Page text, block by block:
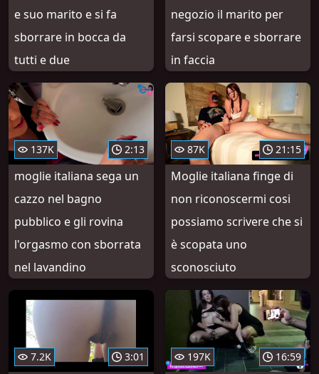
e suo marito e si fa
sborrare in bocca da
tutti e due
negozio il marito per
farsi scopare e sborrare
in faccia
137K 2:13
moglie italiana sega un
cazzo nel bagno
pubblico e gli rovina
l'orgasmo con sborrata
nel lavandino
87K 21:15
Moglie italiana finge di
non riconoscermi cosi
possiamo scrivere che si
è scopata uno
sconosciuto
7.2K 3:01 197K 16:59